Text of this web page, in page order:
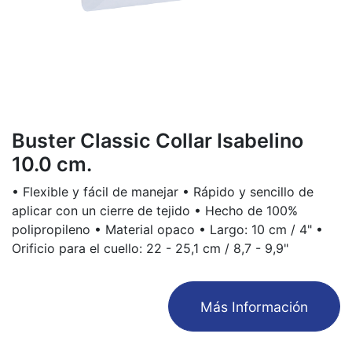
Buster Classic Collar Isabelino
10.0 cm.
• Flexible y fácil de manejar • Rápido y sencillo de
aplicar con un cierre de tejido • Hecho de 100%
polipropileno • Material opaco • Largo: 10 cm / 4" •
Orificio para el cuello: 22 - 25,1 cm / 8,7 - 9,9"
​Más Información